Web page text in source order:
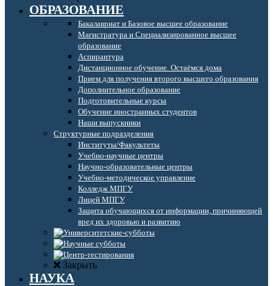
ОБРАЗОВАНИЕ
Бакалавриат и Базовое высшее образование
Магистратура и Специализированное высшее
образование
Аспирантура
Дистанционное обучение. Остаёмся дома
Прием для получения второго высшего образования
Дополнительное образование
Подготовительные курсы
Обучение иностранных студентов
Наши выпускники
Структурные подразделения
Институты/Факультеты
Учебно-научные центры
Научно-образовательные центры
Учебно-методическое управление
Колледж МПГУ
Лицей МПГУ
Защита обучающихся от информации, причиняющей
вред их здоровью и развитию
Закрыть
НАУКА